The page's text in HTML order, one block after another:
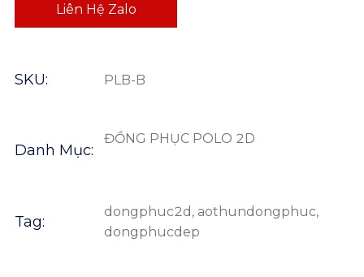
Liên Hệ Zalo
SKU: PLB-B
Danh Mục:
ĐỒNG PHỤC POLO 2D
Tag:
dongphuc2d , aothundongphuc,
dongphucdep